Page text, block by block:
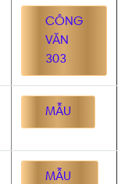
CÔNG
VĂN
303
MẪU
MẪU